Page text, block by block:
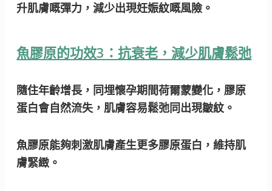
升肌膚嘅彈力，減少出現妊娠紋嘅風險。
魚膠原的功效3：抗衰老，減少肌膚鬆弛
隨住年齡增長，同埋懷孕期間荷爾蒙變化，膠原
蛋白會自然流失，肌膚容易鬆弛同出現皺紋。
魚膠原能夠刺激肌膚產生更多膠原蛋白，維持肌
膚緊緻。